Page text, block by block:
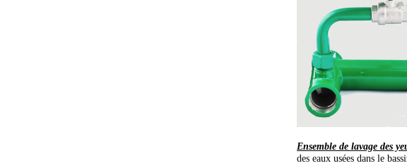
Ensemble de lavage des
des eaux usées dans le